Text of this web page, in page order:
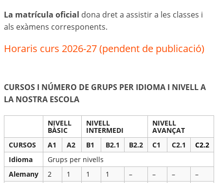
La matrícula oficial dona dret a assistir a les classes i
als exàmens corresponents.
Horaris curs 2026-27 (pendent de publicació)
CURSOS I NÚMERO DE GRUPS PER IDIOMA I NIVELL A
LA NOSTRA ESCOLA
NIVELL
BÀSIC
NIVELL
INTERMEDI
NIVELL
AVANÇAT
CURSOS
A1 A2 B1 B2.1 B2.2 C1 C2.1
C2.2
Idioma
Grups per nivells
Alemany
2 1 1 1 – – –
–